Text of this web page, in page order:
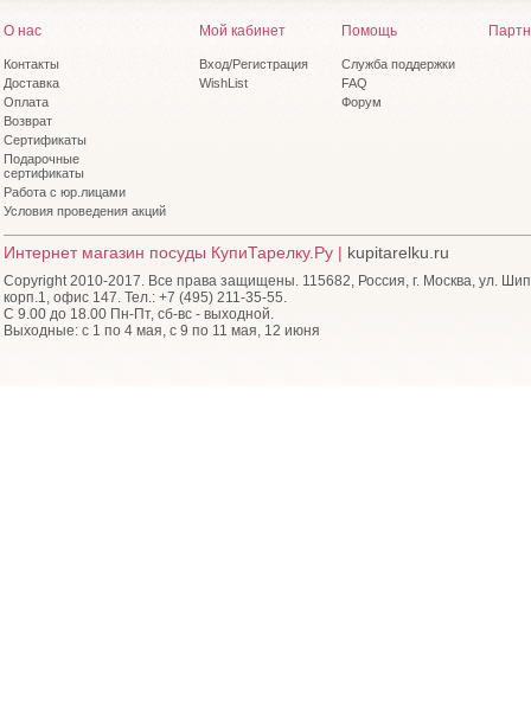
О нас
Контакты
Доставка
Оплата
Возврат
Сертификаты
Подарочные
сертификаты
Работа с юр.лицами
Условия проведения акций
Мой кабинет
Вход/Регистрация
WishList
Помощь
Служба поддержки
FAQ
Форум
Интернет магазин посуды КупиТарелку.Ру | kupitarelku.ru
Copyright 2010-2017. Все права защищены. 115682, Россия, г. Москва, ул.
корп.1, офис 147. Тел.: +7 (495) 211-35-55.
С 9.00 до 18.00 Пн-Пт, сб-вс - выходной.
Выходные: с 1 по 4 мая, с 9 по 11 мая, 12 июня